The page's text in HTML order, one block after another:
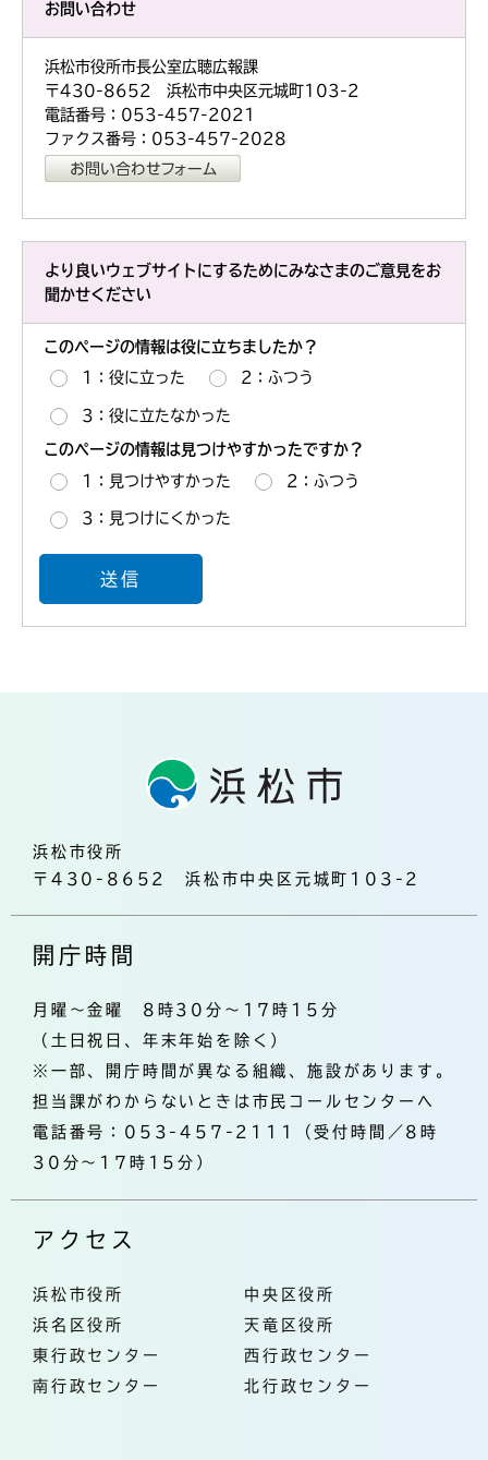
お問い合わせ
浜松市役所市長公室広聴広報課
〒430-8652 浜松市中央区元城町103-2
電話番号：053-457-2021
ファクス番号：053-457-2028
より良いウェブサイトにするためにみなさまのご意見をお
聞かせください
このページの情報は役に立ちましたか？
1：役に立った 2：ふつう
3：役に立たなかった
このページの情報は見つけやすかったですか？
1：見つけやすかった 2：ふつう
3：見つけにくかった
浜松市役所
〒430-8652 浜松市中央区元城町103-2
開庁時間
月曜～金曜 8時30分～17時15分
（土日祝日、年末年始を除く）
※一部、開庁時間が異なる組織、施設があります。
担当課がわからないときは市民コールセンターへ
電話番号：053-457-2111（受付時間／8時
30分～17時15分）
アクセス
浜松市役所
中央区役所
浜名区役所
天竜区役所
東行政センター
西行政センター
南行政センター
北行政センター